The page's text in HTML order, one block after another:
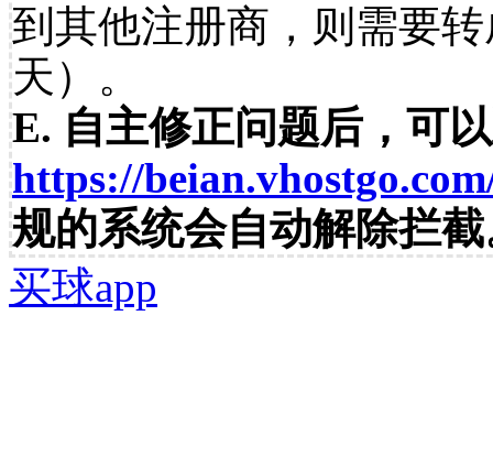
到其他注册商，则需要
天）。
E. 自主修正问题后，可
https://
规的系统会自动解除拦
买球app